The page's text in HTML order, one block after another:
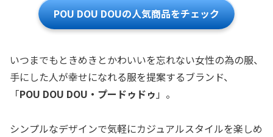
POU DOU DOUの人気商品をチェック
いつまでもときめきとかわいいを忘れない女性の為の服、
手にした人が幸せになれる服を提案するブランド、
「POU DOU DOU・プードゥドゥ 」。
シンプルなデザインで気軽にカジュアルスタイルを楽しめ